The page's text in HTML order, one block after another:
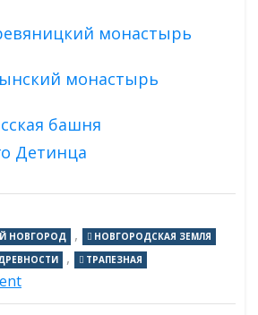
монастырь
монастырь
башня
Детинца
НОВГОРОД , НОВГОРОДСКАЯ ЗЕМЛЯ
, ТРАПЕЗНАЯ
on